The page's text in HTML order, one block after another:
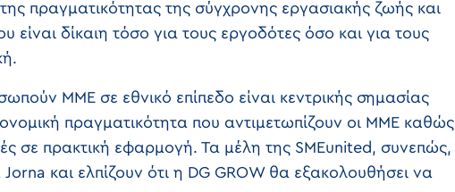
πραγματικότητας της σύγχρονης εργασιακής ζωής και
δίκαιη τόσο για τους εργοδότες όσο και για τους
ΜΜΕ σε εθνικό επίπεδο είναι κεντρικής σημασίας
πραγματικότητα που αντιμετωπίζουν οι ΜΜΕ καθώς
σε πρακτική εφαρμογή. Τα μέλη της SMEunited, συνεπώς,
και ελπίζουν ότι η DG GROW θα εξακολουθήσει να